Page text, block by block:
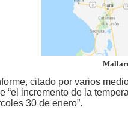
citado por varios
“el incremento de la
30 de enero”.